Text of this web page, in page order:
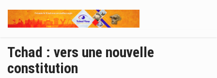
Tchad : vers une nouvelle
constitution